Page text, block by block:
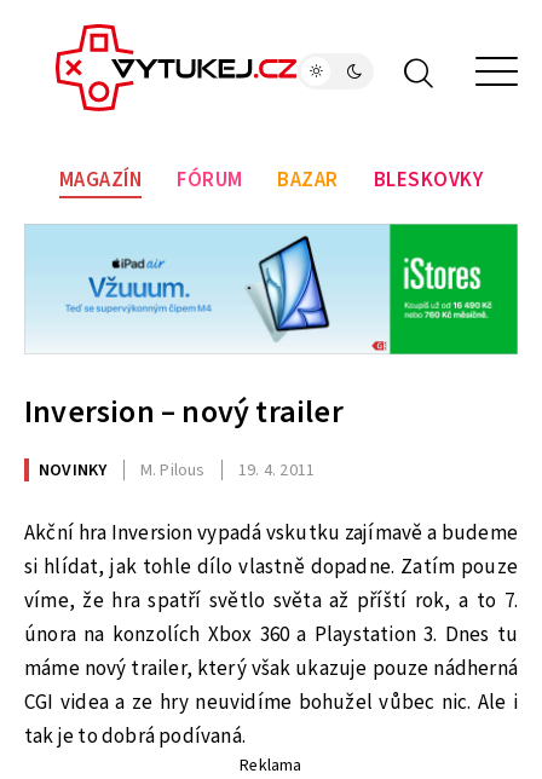
MAGAZÍN FÓRUM BAZAR BLESKOVKY
Inversion – nový trailer
NOVINKY M. Pilous 19. 4. 2011
Akční hra Inversion vypadá vskutku zajímavě a budeme
si hlídat, jak tohle dílo vlastně dopadne. Zatím pouze
víme, že hra spatří světlo světa až příští rok, a to 7.
února na konzolích Xbox 360 a Playstation 3. Dnes tu
máme nový trailer, který však ukazuje pouze nádherná
CGI videa a ze hry neuvidíme bohužel vůbec nic. Ale i
tak je to dobrá podívaná.
Reklama